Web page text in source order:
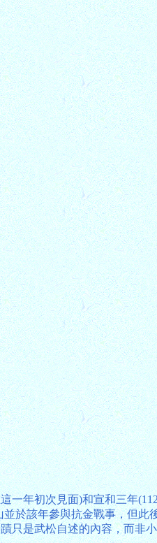
年初次見面)和宣和三年
於該年參與抗金戰事，但此
是武松自述的內容，而非